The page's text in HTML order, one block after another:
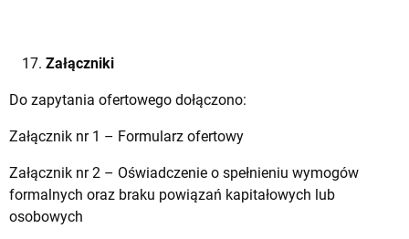
Załączniki
Do zapytania ofertowego dołączono:
Załącznik nr 1 – Formularz ofertowy
Załącznik nr 2 – Oświadczenie o spełnieniu wymogów
formalnych oraz braku powiązań kapitałowych lub
osobowych